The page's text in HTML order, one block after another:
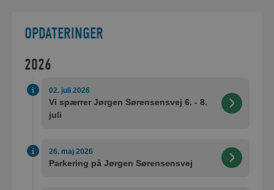
OPDATERINGER
2026
02. juli 2026
Vi spærrer Jørgen Sørensensvej 6. - 8.
juli
26. maj 2026
Parkering på Jørgen Sørensensvej